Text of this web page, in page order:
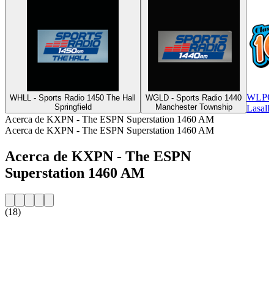
WHLL - Sports Radio 1450 The Hall
Springfield
WGLD - Sports Radio 1440
Manchester Township
Acerca de KXPN - The ESPN Superstation 1460 AM
Acerca de KXPN - The ESPN Superstation 1460 AM
Acerca de KXPN - The ESPN
Superstation 1460 AM
(18)